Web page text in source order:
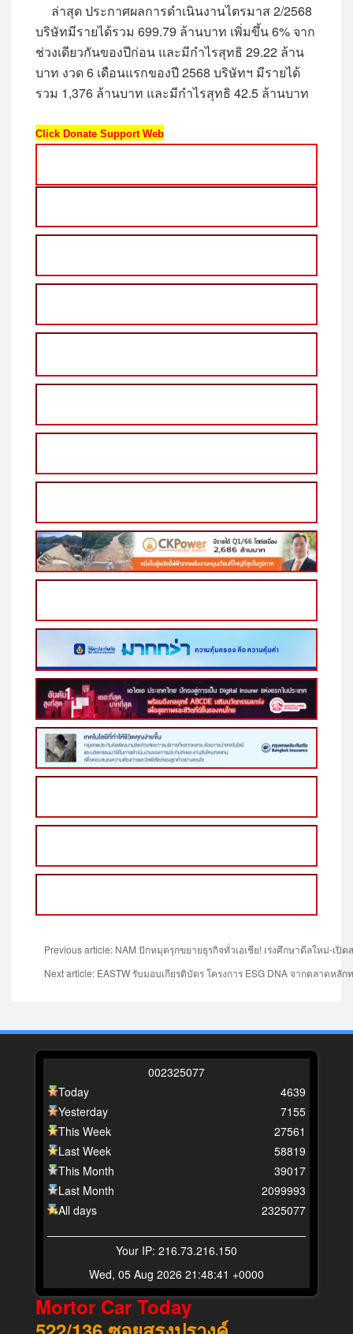
ล่าสุด ประกาศผลการดำเนินงานไตรมาส 2/2568
บริษัทมีรายได้รวม 699.79 ล้านบาท เพิ่มขึ้น 6% จาก
ช่วงเดียวกันของปีก่อน และมีกำไรสุทธิ 29.22 ล้าน
บาท งวด 6 เดือนแรกของปี 2568 บริษัทฯ มีรายได้
รวม 1,376 ล้านบาท และมีกำไรสุทธิ 42.5 ล้านบาท
Click Donate Support Web
Previous article: NAM ปักหมุดรุกขยายธุรกิจทั่วเอเชีย! เร่งศึกษาดีลใหม่-เ
Next article: EASTW รับมอบเกียรติบัตร โครงการ ESG DNA จากตลาดห
002325077
Today
Yesterday
This Week
Last Week
This Month
Last Month
All days
4639
7155
27561
58819
39017
2099993
2325077
Your IP: 216.73.216.150
Wed, 05 Aug 2026 21:48:41 +0000
Mortor Car Today